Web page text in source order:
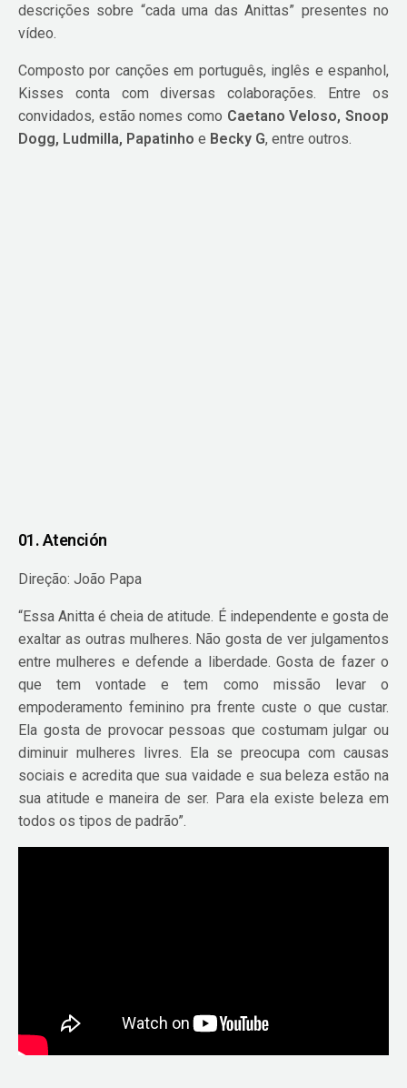
descrições sobre “cada uma das Anittas” presentes no
vídeo.
Composto por canções em português, inglês e espanhol,
Kisses conta com diversas colaborações. Entre os
convidados, estão nomes como Caetano Veloso, Snoop
Dogg, Ludmilla, Papatinho e Becky G, entre outros.
01. Atención
Direção: João Papa
“Essa Anitta é cheia de atitude. É independente e gosta de
exaltar as outras mulheres. Não gosta de ver julgamentos
entre mulheres e defende a liberdade. Gosta de fazer o
que tem vontade e tem como missão levar o
empoderamento feminino pra frente custe o que custar.
Ela gosta de provocar pessoas que costumam julgar ou
diminuir mulheres livres. Ela se preocupa com causas
sociais e acredita que sua vaidade e sua beleza estão na
sua atitude e maneira de ser. Para ela existe beleza em
todos os tipos de padrão”.